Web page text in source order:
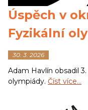
Úspěch v
Fyzikální
30. 3. 2026
Adam Havlín obsadil
olympiády. Číst více…